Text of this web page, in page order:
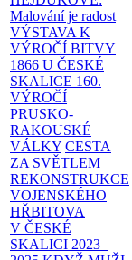
Malování je radost
VÝSTAVA K
VÝROČÍ BITVY
1866 U ČESKÉ
SKALICE 160.
VÝROČÍ
PRUSKO-
RAKOUSKÉ
VÁLKY CESTA
ZA SVĚTLEM
REKONSTRUKCE
VOJENSKÉHO
HŘBITOVA
V ČESKÉ
SKALICI 2023–